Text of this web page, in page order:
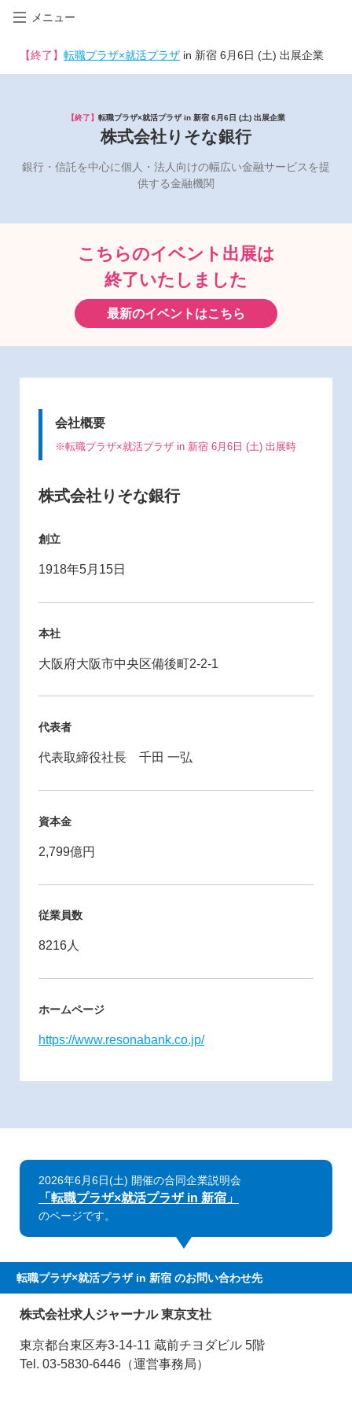
メニュー
【終了】 転職プラザ×就活プラザ in 新宿 6月6日 (土) 出展企業
【終了】 転職プラザ×就活プラザ in 新宿 6月6日 (土) 出展企業
株式会社りそな銀行
銀行・信託を中心に個人・法人向けの幅広い金融サービスを提
供する金融機関
こちらのイベント出展は
終了いたしました
最新のイベントはこちら
会社概要
※転職プラザ×就活プラザ in 新宿 6月6日 (土) 出展時
株式会社りそな銀行
創立
1918年5月15日
本社
大阪府大阪市中央区備後町2-2-1
代表者
代表取締役社長 千田 一弘
資本金
2,799億円
従業員数
8216人
ホームページ
https://www.resonabank.co.jp/
2026年6月6日(土) 開催の合同企業説明会
「転職プラザ×就活プラザ in 新宿」
のページです。
転職プラザ×就活プラザ in 新宿 のお問い合わせ先
株式会社求人ジャーナル 東京支社
東京都台東区寿3-14-11 蔵前チヨダビル 5階
Tel. 03-5830-6446（運営事務局）